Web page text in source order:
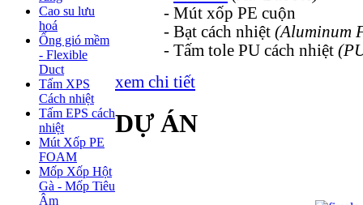
Cao su lưu
hoá
Ống gió mềm
- Flexible
Duct
Tấm XPS
Cách nhiệt
Tấm EPS cách
nhiệt
Mút Xốp PE
FOAM
Mốp Xốp Hột
Gà - Mốp Tiêu
Âm
- Mút xốp PE cuộn
- Bạt cách nhiệt (Aluminum
- Tấm tole PU cách nhiệt
xem chi tiết
DỰ ÁN